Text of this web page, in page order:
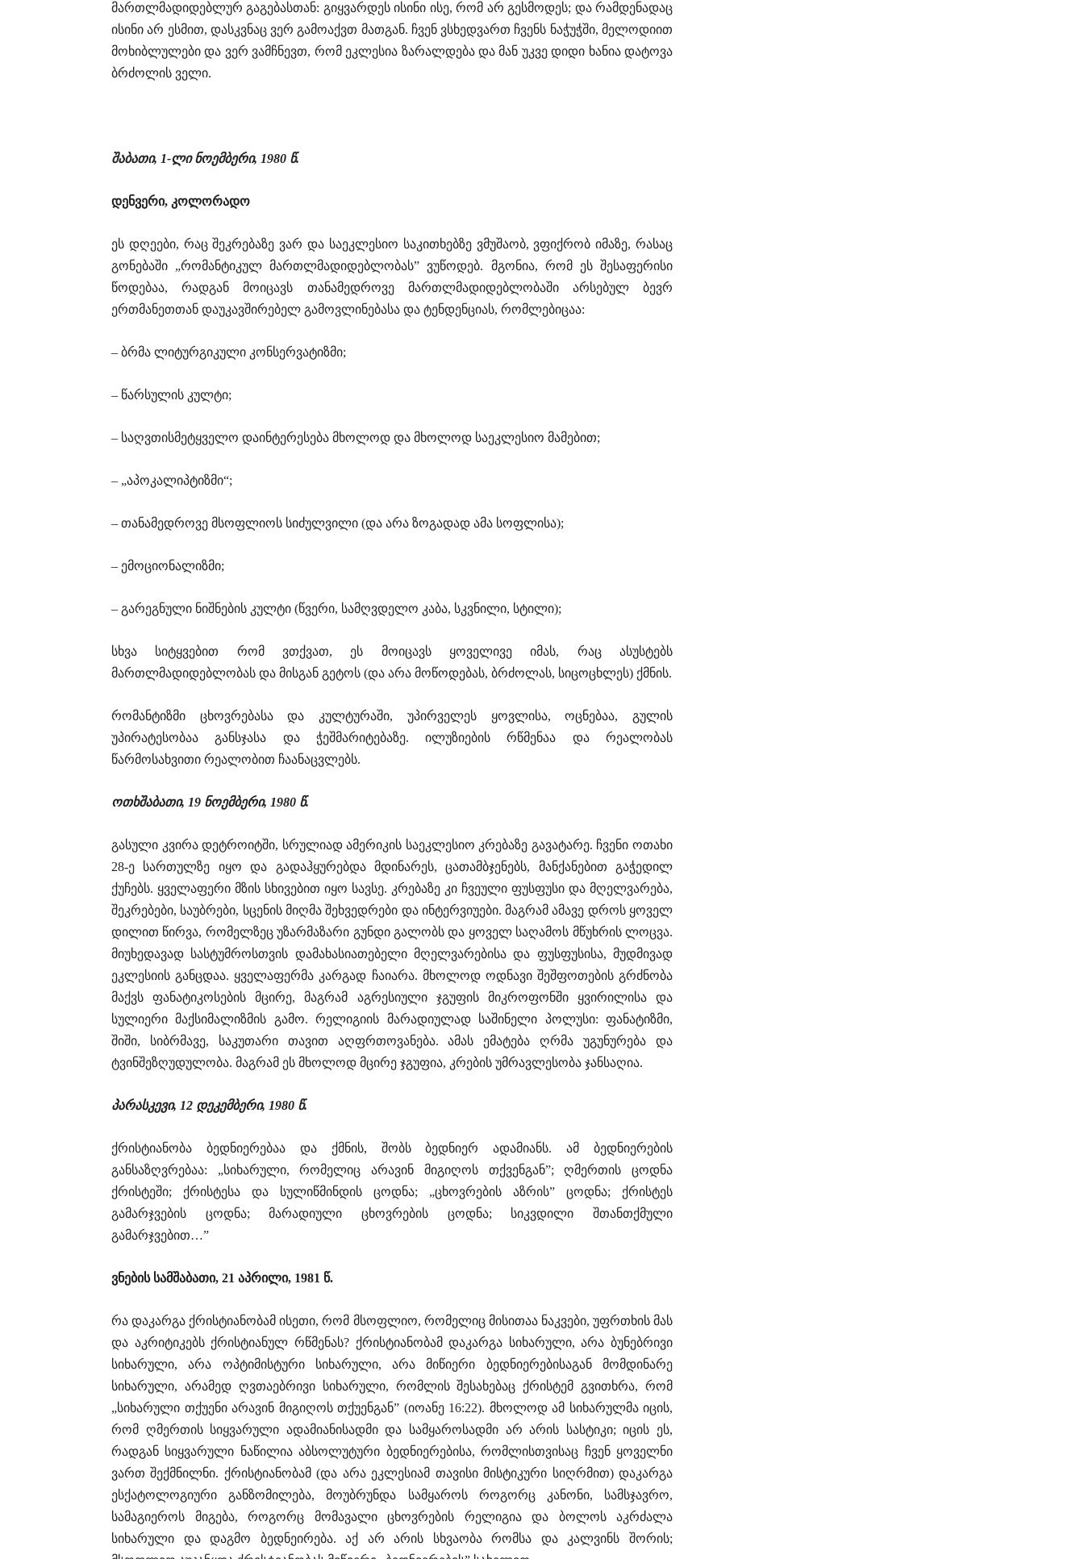
მართლმადიდებლურ გაგებასთან: გიყვარდეს ისინი ისე, რომ არ გესმოდეს; და რამდენადაც
ისინი არ ესმით, დასკვნაც ვერ გამოაქვთ მათგან. ჩვენ ვსხედვართ ჩვენს ნაჭუჭში, მელოდიით
მოხიბლულები და ვერ ვამჩნევთ, რომ ეკლესია ზარალდება და მან უკვე დიდი ხანია დატოვა
ბრძოლის ველი.
შაბათი, 1-ლი ნოემბერი, 1980 წ.
დენვერი, კოლორადო
ეს დღეები, რაც შეკრებაზე ვარ და საეკლესიო საკითხებზე ვმუშაობ, ვფიქრობ იმაზე, რასაც
გონებაში „რომანტიკულ მართლმადიდებლობას” ვუწოდებ. მგონია, რომ ეს შესაფერისი
წოდებაა, რადგან მოიცავს თანამედროვე მართლმადიდებლობაში არსებულ ბევრ
ერთმანეთთან დაუკავშირებელ გამოვლინებასა და ტენდენციას, რომლებიცაა:
– ბრმა ლიტურგიკული კონსერვატიზმი;
– წარსულის კულტი;
– საღვთისმეტყველო დაინტერესება მხოლოდ და მხოლოდ საეკლესიო მამებით;
– „აპოკალიპტიზმი“;
– თანამედროვე მსოფლიოს სიძულვილი (და არა ზოგადად ამა სოფლისა);
– ემოციონალიზმი;
– გარეგნული ნიშნების კულტი (წვერი, სამღვდელო კაბა, სკვნილი, სტილი);
სხვა სიტყვებით რომ ვთქვათ, ეს მოიცავს ყოველივე იმას, რაც ასუსტებს
მართლმადიდებლობას და მისგან გეტოს (და არა მოწოდებას, ბრძოლას, სიცოცხლეს) ქმნის.
რომანტიზმი ცხოვრებასა და კულტურაში, უპირველეს ყოვლისა, ოცნებაა, გულის
უპირატესობაა განსჯასა და ჭეშმარიტებაზე. ილუზიების რწმენაა და რეალობას
წარმოსახვითი რეალობით ჩაანაცვლებს.
ოთხშაბათი, 19 ნოემბერი, 1980 წ.
გასული კვირა დეტროიტში, სრულიად ამერიკის საეკლესიო კრებაზე გავატარე. ჩვენი ოთახი
28-ე სართულზე იყო და გადაჰყურებდა მდინარეს, ცათამბჯენებს, მანქანებით გაჭედილ
ქუჩებს. ყველაფერი მზის სხივებით იყო სავსე. კრებაზე კი ჩვეული ფუსფუსი და მღელვარება,
შეკრებები, საუბრები, სცენის მიღმა შეხვედრები და ინტერვიუები. მაგრამ ამავე დროს ყოველ
დილით წირვა, რომელზეც უზარმაზარი გუნდი გალობს და ყოველ საღამოს მწუხრის ლოცვა.
მიუხედავად სასტუმროსთვის დამახასიათებელი მღელვარებისა და ფუსფუსისა, მუდმივად
ეკლესიის განცდაა. ყველაფერმა კარგად ჩაიარა. მხოლოდ ოდნავი შეშფოთების გრძნობა
მაქვს ფანატიკოსების მცირე, მაგრამ აგრესიული ჯგუფის მიკროფონში ყვირილისა და
სულიერი მაქსიმალიზმის გამო. რელიგიის მარადიულად საშინელი პოლუსი: ფანატიზმი,
შიში, სიბრმავე, საკუთარი თავით აღფრთოვანება. ამას ემატება ღრმა უგუნურება და
ტვინშეზღუდულობა. მაგრამ ეს მხოლოდ მცირე ჯგუფია, კრების უმრავლესობა ჯანსაღია.
პარასკევი, 12 დეკემბერი, 1980 წ.
ქრისტიანობა ბედნიერებაა და ქმნის, შობს ბედნიერ ადამიანს. ამ ბედნიერების
განსაზღვრებაა: „სიხარული, რომელიც არავინ მიგიღოს თქვენგან”; ღმერთის ცოდნა
ქრისტეში; ქრისტესა და სულიწმინდის ცოდნა; „ცხოვრების აზრის” ცოდნა; ქრისტეს
გამარჯვების ცოდნა; მარადიული ცხოვრების ცოდნა; სიკვდილი შთანთქმული
გამარჯვებით…”
ვნების სამშაბათი, 21 აპრილი, 1981 წ.
რა დაკარგა ქრისტიანობამ ისეთი, რომ მსოფლიო, რომელიც მისითაა ნაკვები, უფრთხის მას
და აკრიტიკებს ქრისტიანულ რწმენას? ქრისტიანობამ დაკარგა სიხარული, არა ბუნებრივი
სიხარული, არა ოპტიმისტური სიხარული, არა მიწიერი ბედნიერებისაგან მომდინარე
სიხარული, არამედ ღვთაებრივი სიხარული, რომლის შესახებაც ქრისტემ გვითხრა, რომ
„სიხარული თქუენი არავინ მიგიღოს თქუენგან” (იოანე 16:22). მხოლოდ ამ სიხარულმა იცის,
რომ ღმერთის სიყვარული ადამიანისადმი და სამყაროსადმი არ არის სასტიკი; იცის ეს,
რადგან სიყვარული ნაწილია აბსოლუტური ბედნიერებისა, რომლისთვისაც ჩვენ ყოველნი
ვართ შექმნილნი. ქრისტიანობამ (და არა ეკლესიამ თავისი მისტიკური სიღრმით) დაკარგა
ესქატოლოგიური განზომილება, მოუბრუნდა სამყაროს როგორც კანონი, სამსჯავრო,
სამაგიეროს მიგება, როგორც მომავალი ცხოვრების რელიგია და ბოლოს აკრძალა
სიხარული და დაგმო ბედნეირება. აქ არ არის სხვაობა რომსა და კალვინს შორის;